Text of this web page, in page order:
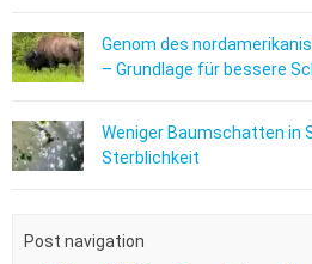
Genom des
– Grundlage für bessere
Weniger Baumschatten in
Sterblichkeit
Post navigation